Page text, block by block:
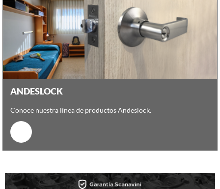
ANDESLOCK
Conoce nuestra línea de productos Andeslock.